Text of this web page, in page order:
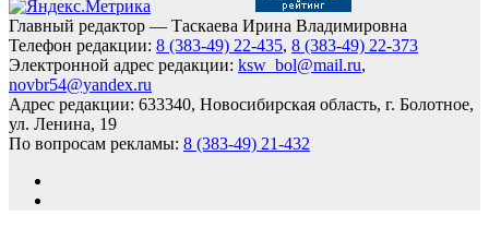
Главный редактор — Таскаева Ирина Владимировна
Телефон редакции: 8 (383-49) 22-435, 8 (383-49) 22-373
Электронной адрес редакции: ksw_bol@mail.ru,
novbr54@yandex.ru
Адрес редакции: 633340, Новосибирская область, г. Болотное,
ул. Ленина, 19
По вопросам рекламы: 8 (383-49) 21-432